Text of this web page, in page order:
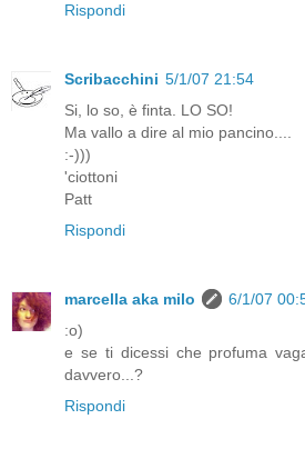
Rispondi
Scribacchini 5/1/07 21:54
Si, lo so, è finta. LO SO!
Ma vallo a dire al mio pancino....
:-)))
'ciottoni
Patt
Rispondi
marcella aka milo
6/1/07
:o)
e se ti dicessi che profuma
davvero...?
Rispondi